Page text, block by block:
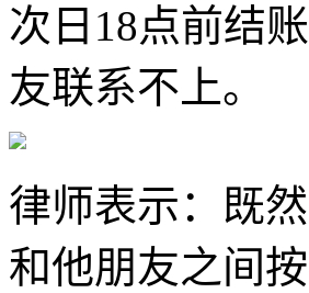
次日18点前结
友联系不上。
律师表示：既
和他朋友之间